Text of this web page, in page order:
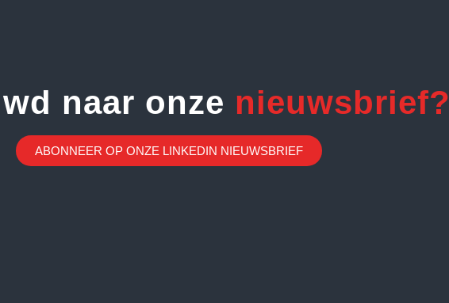
naar onze nieuwsbrief?
ABONNEER OP ONZE LINKEDIN NIEUWSBRIEF